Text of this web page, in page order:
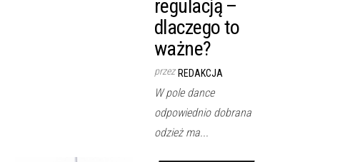
regulacją –
dlaczego to
ważne?
przez REDAKCJA
W pole dance
odpowiednio dobrana
odzież ma...